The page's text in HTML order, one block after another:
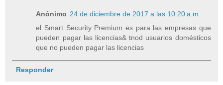
Anónimo 24 de diciembre de 2017 a las 10:20 a.m.
el Smart Security Premium es para las empresas que
pueden pagar las licencias& tnod usuarios domésticos
que no pueden pagar las licencias
Responder